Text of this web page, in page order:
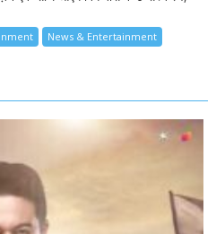
News & Entertainment